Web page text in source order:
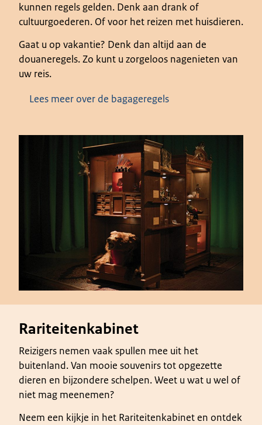
kunnen regels gelden. Denk aan drank of
cultuurgoederen. Of voor het reizen met huisdieren.
Gaat u op vakantie? Denk dan altijd aan de
douaneregels. Zo kunt u zorgeloos nagenieten van
uw reis.
Lees meer over de bagageregels
Rariteitenkabinet
Reizigers nemen vaak spullen mee uit het
buitenland. Van mooie souvenirs tot opgezette
dieren en bijzondere schelpen. Weet u wat u wel of
niet mag meenemen?
Neem een kijkje in het Rariteitenkabinet en ontdek